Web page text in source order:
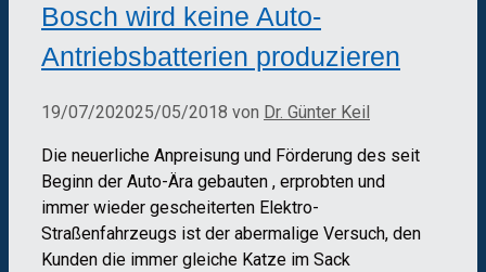
Bosch wird keine Auto-
Antriebsbatterien produzieren
19/07/202025/05/2018 von Dr. Günter Keil
Die neuerliche Anpreisung und Förderung des seit
Beginn der Auto-Ära gebauten , erprobten und
immer wieder gescheiterten Elektro-
Straßenfahrzeugs ist der abermalige Versuch, den
Kunden die immer gleiche Katze im Sack